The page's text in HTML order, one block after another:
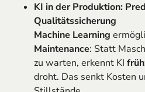
KI in der Produktion:
Qualitätssicherung
Machine Learning
Maintenance: Statt
zu warten, erkennt KI
droht. Das senkt Kosten